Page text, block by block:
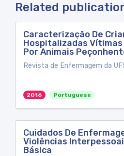
Related
Caracterização De
Hospitalizadas Vítimas
Por Animais
Revista de Enfermagem da
2016 Portuguese
Cuidados De
Violências
Básica